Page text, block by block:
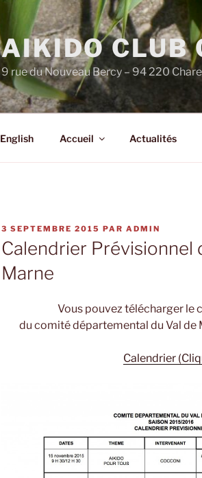
AIKIDO CLUB
9 rue du Nouveau Bercy – 94 220
English Accueil Actualités
PUBLIÉ
LE
3 SEPTEMBRE 2015 PAR ADMIN
Calendrier Prévisionnel
Marne
Vous pouvez télécharger le
du comité départemental du Val de
Calendrier